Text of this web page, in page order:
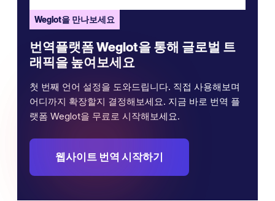
Weglot을 만나보세요
번역플랫폼 Weglot을 통해 글로벌 트
래픽을 높여보세요
첫 번째 언어 설정을 도와드립니다. 직접 사용해보며
어디까지 확장할지 결정해보세요. 지금 바로 번역 플
랫폼 Weglot을 무료로 시작해보세요.
웹사이트 번역 시작하기